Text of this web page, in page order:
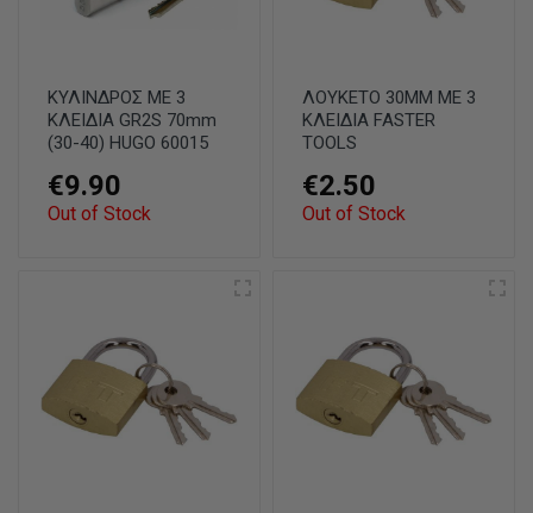
ΚΥΛΙΝΔΡΟΣ ΜΕ 3
ΚΛΕΙΔΙΑ GR2S 70mm
(30-40) HUGO 60015
€9.90
Out of Stock
ΛΟΥΚΕΤΟ 30ΜΜ ΜΕ 3
ΚΛΕΙΔΙΑ FASTER
TOOLS
€2.50
Out of Stock